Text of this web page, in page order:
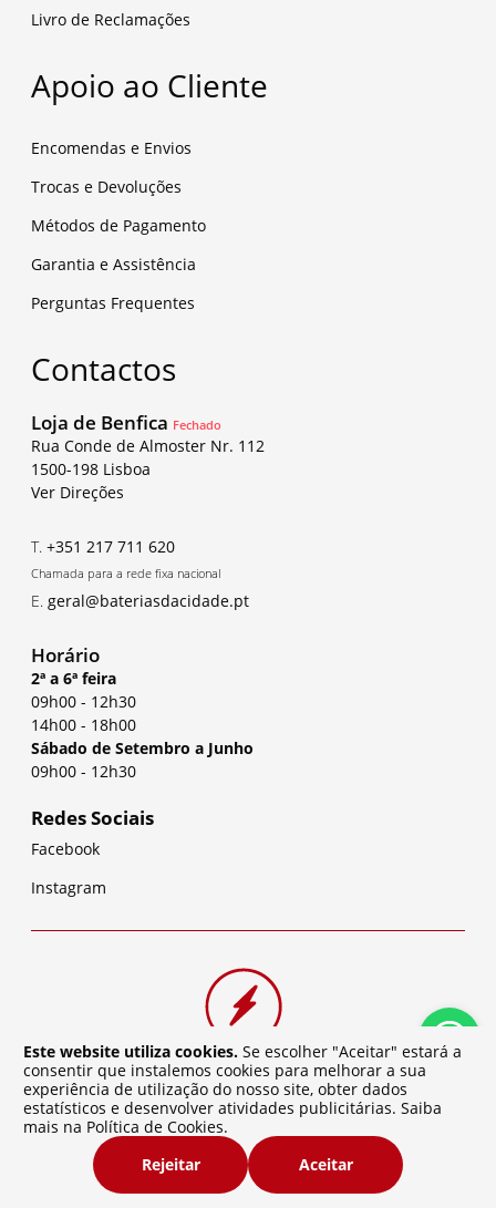
Livro de Reclamações
Apoio ao Cliente
Encomendas e Envios
Trocas e Devoluções
Métodos de Pagamento
Garantia e Assistência
Perguntas Frequentes
Contactos
Loja de Benfica Fechado
Rua Conde de Almoster Nr. 112
1500-198 Lisboa
Ver Direções
T. +351 217 711 620
Chamada para a rede fixa nacional
E. geral@bateriasdacidade.pt
Horário
2ª a 6ª feira
09h00 - 12h30
14h00 - 18h00
Sábado de Setembro a Junho
09h00 - 12h30
Redes Sociais
Facebook
Instagram
2026 Baterias da Cidade | Desenvolvido por
Atelier de
Software
Este website utiliza cookies. Se escolher "Aceitar" estará a
consentir que instalemos cookies para melhorar a sua
experiência de utilização do nosso site, obter dados
estatísticos e desenvolver atividades publicitárias. Saiba
mais na Política de Cookies.
Rejeitar
Aceitar